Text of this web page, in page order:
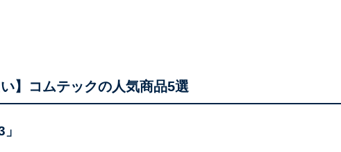
】コムテックの人気商品5選